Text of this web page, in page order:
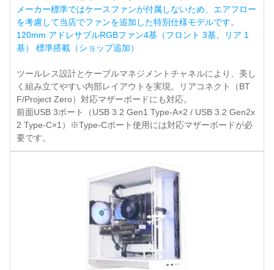
メーカー標準ではケースファンが付属しないため、エアフロー
を考慮して当店でファンを追加した特別仕様モデルです。
120mm アドレサブルRGBファン4基（フロント 3基、リア 1
基） 標準搭載（ショップ追加）
ツールレス設計とケーブルマネジメントチャネルにより、美し
く組み立てやすい内部レイアウトを実現。リアコネクト（BT
F/Project Zero）対応マザーボードにも対応。
前面USB 3ポート（USB 3.2 Gen1 Type-A×2 / USB 3.2 Gen2x
2 Type-C×1）※Type-Cポート使用には対応マザーボードが必
要です。